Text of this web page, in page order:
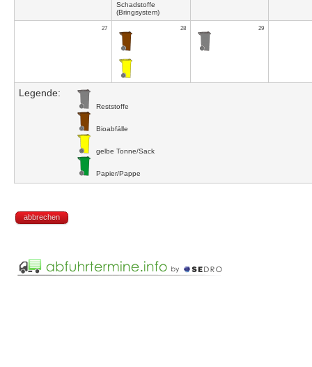
Schadstoffe
(Bringsystem)
27 28 29
Legende:
Reststoffe
Bioabfälle
gelbe Tonne/Sack
Papier/Pappe
abbrechen